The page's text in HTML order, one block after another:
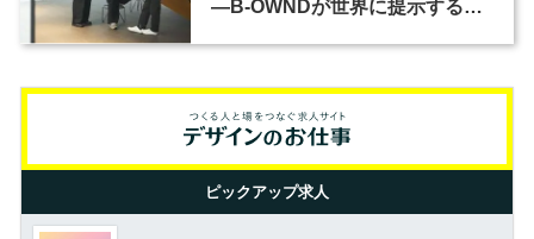
―B-OWNDが世界に提示する美
ピックアップ求人